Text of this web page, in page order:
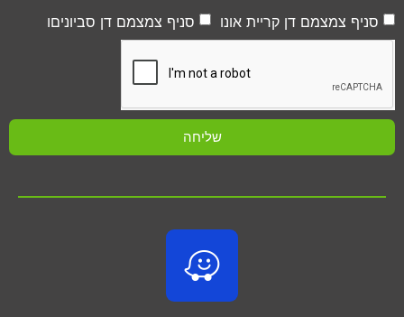
סניף צמצמם דן קריית אונו סניף צמצמם דן סביוניםו
שליחה